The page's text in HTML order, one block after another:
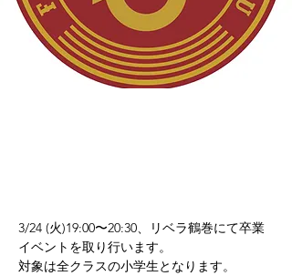
3/24 (火)19:00〜20:30、リベラ鶴巻にて卒業
イベントを取り行います。
対象は全クラスの小学生となります。